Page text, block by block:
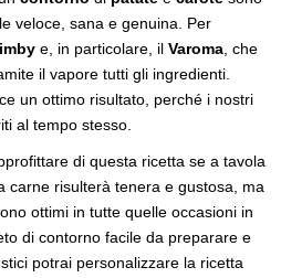
veloce, sana e genuina. Per
e, in particolare, il Varoma , che
il vapore tutti gli ingredienti.
un ottimo risultato, perché i nostri
al tempo stesso.
di questa ricetta se a tavola
carne risulterà tenera e gustosa, ma
ottimi in tutte quelle occasioni in
di contorno facile da preparare e
potrai personalizzare la ricetta